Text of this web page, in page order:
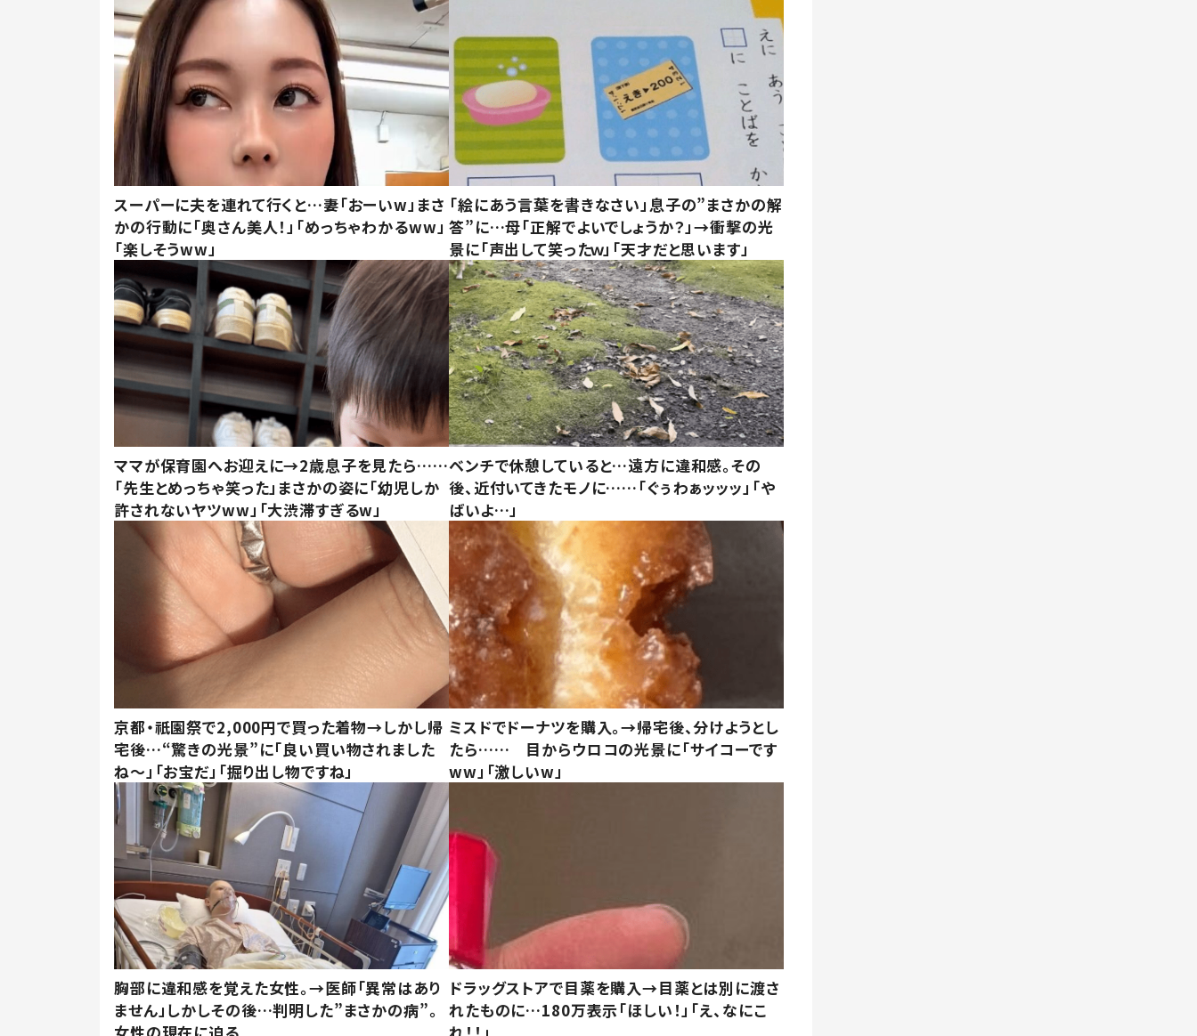
スーパーに夫を連れて行くと…妻「おーいw」まさ
かの行動に「奥さん美人！」「めっちゃわかるww」
「楽しそうww」
「絵にあう言葉を書きなさい」息子の”まさかの解
答”に…母「正解でよいでしょうか？」→衝撃の光
景に「声出して笑ったｗ」「天才だと思います」
ママが保育園へお迎えに→2歳息子を見たら……
「先生とめっちゃ笑った」まさかの姿に「幼児しか
許されないヤツww」「大渋滞すぎるw」
ベンチで休憩していると…遠方に違和感。その
後、近付いてきたモノに……「ぐぅわぁッッッ」「や
ばいよ…」
京都・祇園祭で2,000円で買った着物→しかし帰
宅後…“驚きの光景”に「良い買い物されました
ね～」「お宝だ」「掘り出し物ですね」
ミスドでドーナツを購入。→帰宅後、分けようとし
たら…… 目からウロコの光景に「サイコーです
ww」「激しいw」
胸部に違和感を覚えた女性。→医師「異常はあり
ません」しかしその後…判明した”まさかの病”。
ドラッグストアで目薬を購入→目薬とは別に渡さ
れたものに…180万表示「ほしい！」「え、なにこ